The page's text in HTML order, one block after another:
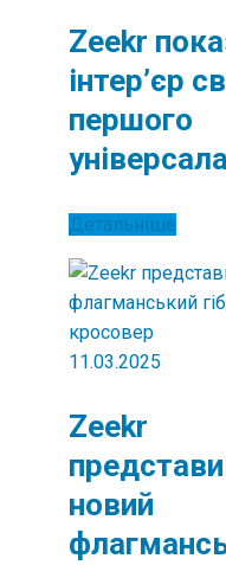
Zeekr
інтер’єр
першого
універсала
Детальніше
11.03.2025
Zeekr
новий